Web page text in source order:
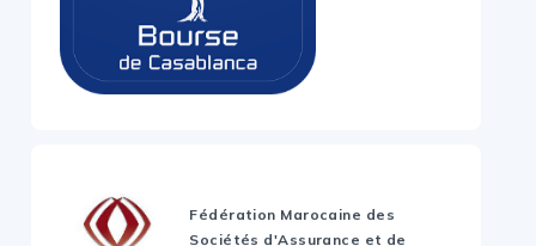
Fédération Marocaine des
Sociétés d'Assurance et de